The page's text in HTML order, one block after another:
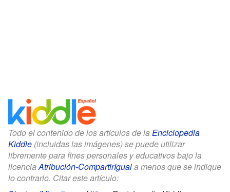
Todo el contenido de los artículos de la Enciclopedia
Kiddle (incluidas las imágenes) se puede utilizar
libremente para fines personales y educativos bajo la
licenciaAtribución-CompartirIguala menos que se indique
lo contrario. Citar este artículo: